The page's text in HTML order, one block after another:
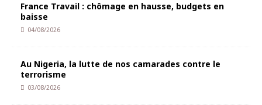
France Travail : chômage en hausse, budgets en
baisse
04/08/2026
Au Nigeria, la lutte de nos camarades contre le
terrorisme
03/08/2026